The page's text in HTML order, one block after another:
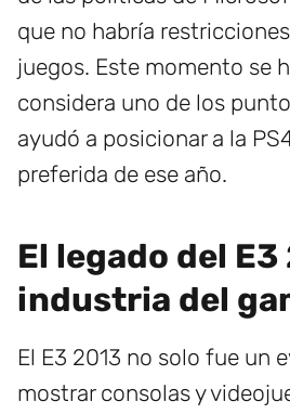
que no habría
juegos. Este momento se
considera uno de los
ayudó a posicionar a la
preferida de ese año.
El legado del E3
industria del
El E3 2013 no solo fue un
mostrar consolas y